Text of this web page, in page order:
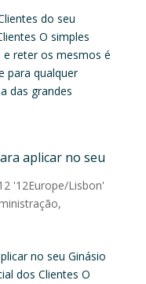
do seu
O simples
reter os mesmos é
para qualquer
das grandes
aplicar no seu
'12Europe/Lisbon'
,
no seu Ginásio
dos Clientes O